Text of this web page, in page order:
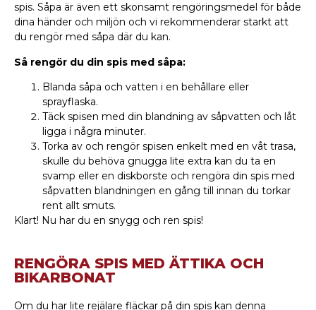
spis. Såpa är även ett skonsamt rengöringsmedel för både
dina händer och miljön och vi rekommenderar starkt att
du rengör med såpa där du kan.
Så rengör du din spis med såpa:
Blanda såpa och vatten i en behållare eller
sprayflaska.
Täck spisen med din blandning av såpvatten och låt
ligga i några minuter.
Torka av och rengör spisen enkelt med en våt trasa,
skulle du behöva gnugga lite extra kan du ta en
svamp eller en diskborste och rengöra din spis med
såpvatten blandningen en gång till innan du torkar
rent allt smuts.
Klart! Nu har du en snygg och ren spis!
RENGÖRA SPIS MED ÄTTIKA OCH
BIKARBONAT
Om du har lite rejälare fläckar på din spis kan denna